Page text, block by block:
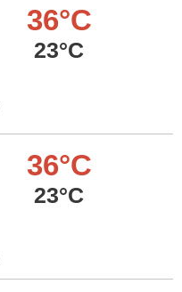
36°C
23°C
36°C
23°C